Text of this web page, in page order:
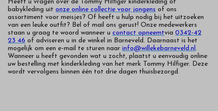
Heeft u vragen over de Tommy Hilfiger kinderkleding of
babykleding uit onze online collectie voor jongens of ons
assortiment voor meisjes? Of heeft u hulp nodig bij het uitzoeken
van een leuke outfit? Bel of mail ons gerust! Onze medewerkers
staan u graag te woord wanneer u contact opneemtvia 0342-42
23 46 of adviseren u in de winkel in Barneveld. Daarnaast is het
mogelijk om een e-mail te sturen naar info@willekebarneveld.nl .
Wanneer u heeft gevonden wat u zocht, plaatst u eenvoudig online
uw bestelling met kinderkleding van het merk Tommy Hilfiger. Deze
wordt vervolgens binnen één tot drie dagen thuisbezorgd.